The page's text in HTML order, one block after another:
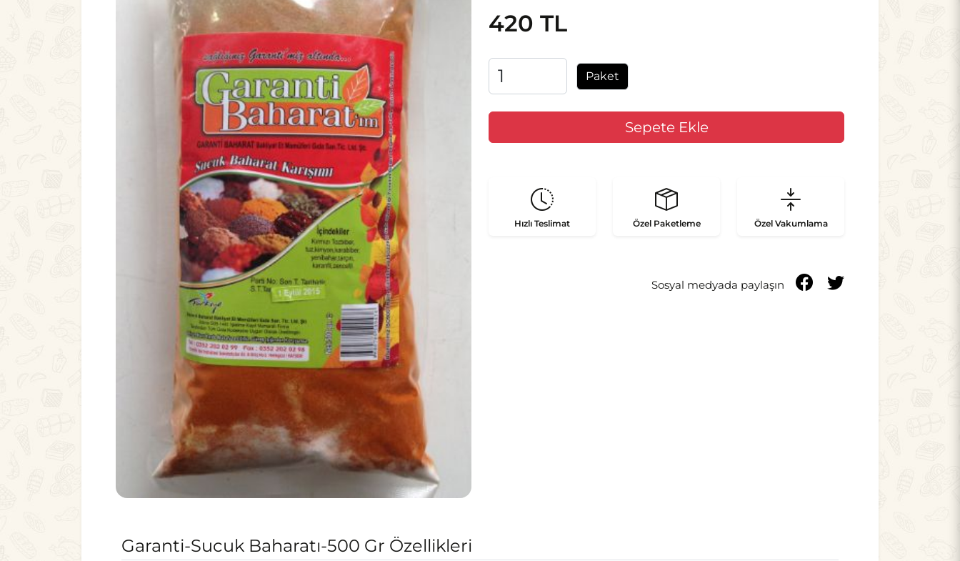
420 TL
Paket
Hızlı Teslimat ÖzelPaketleme ÖzelVakumlama
Sosyal medyada paylaşın
Garanti-Sucuk Baharatı-500 Gr Özellikleri